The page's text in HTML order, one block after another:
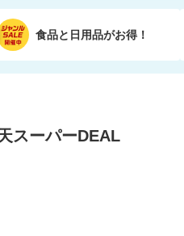
食品と日用品がお得！
スーパーDEAL